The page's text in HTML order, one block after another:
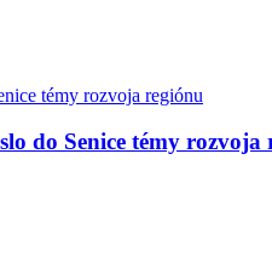
do Senice témy rozvoja